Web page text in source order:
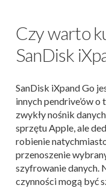
Czy warto
SanDisk
SanDisk iXpand Go
innych pendrive’ów
zwykły nośnik
sprzętu Apple, ale
robienie
przenoszenie
szyfrowanie danych.
czynności mogą być